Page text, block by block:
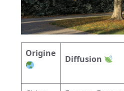
Origine
Diffusion